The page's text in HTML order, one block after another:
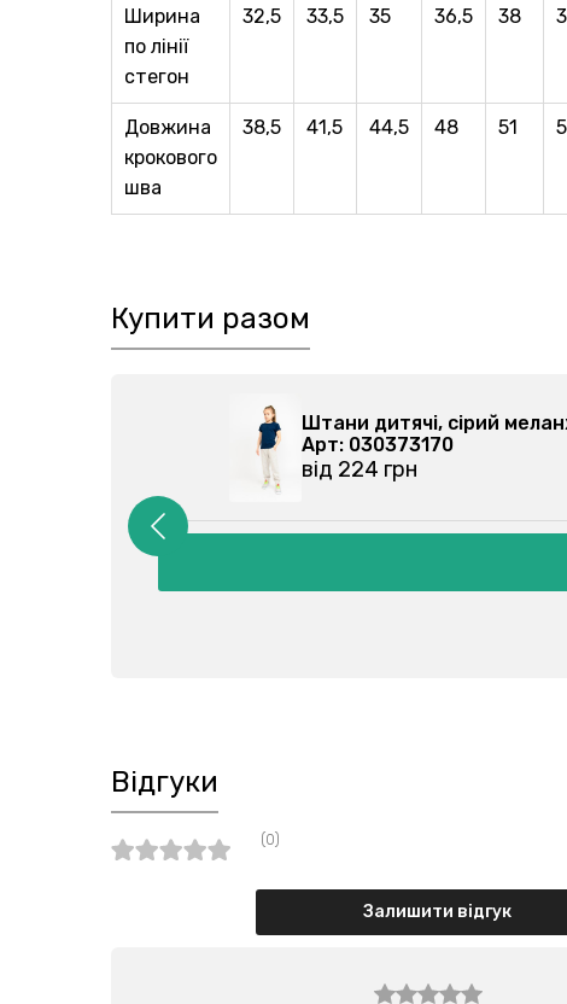
Ширина
по лiнiї
стегон
32,5 33,5 35 36,5 38
Довжина
крокового
шва
38,5 41,5 44,5 48 51
Купити разом
Штани дитячі, сірий
Арт: 030373170
від 224 грн
Відгуки
(0)
Залишити відгук